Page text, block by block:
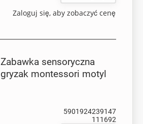
Zaloguj się, aby zobaczyć cenę
Zabawka sensoryczna
gryzak montessori motyl
5901924239147
111692